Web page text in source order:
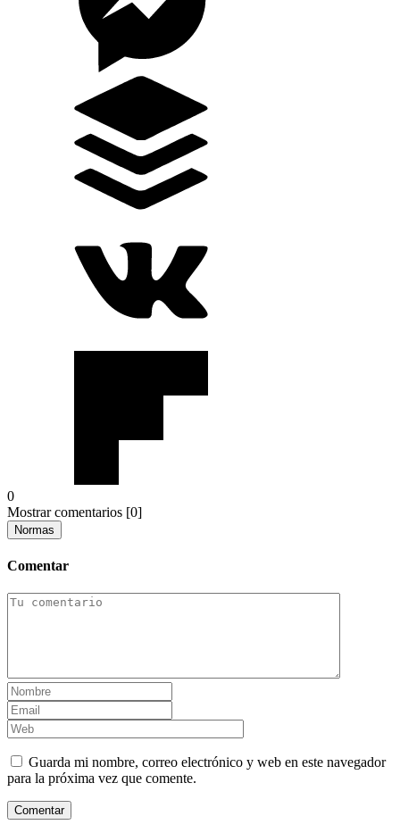
0
Mostrar comentarios [0]
Normas
Comentar
Guarda mi nombre, correo electrónico y web en este navegador
para la próxima vez que comente.